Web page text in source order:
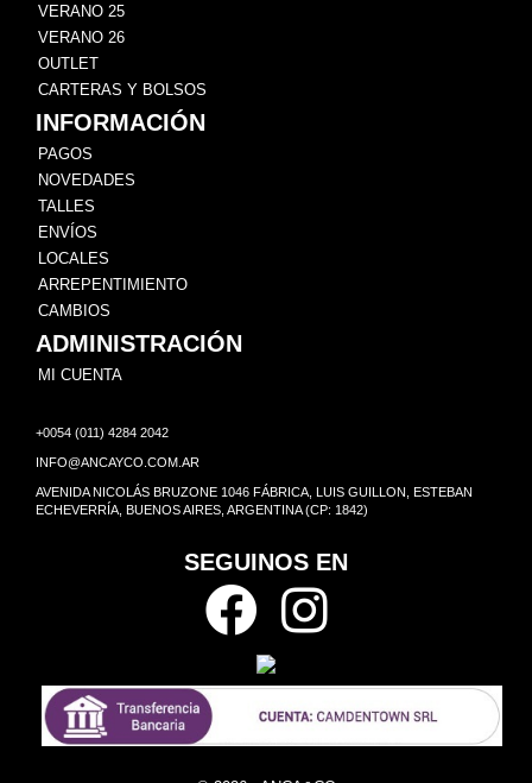
VERANO 25
VERANO 26
OUTLET
CARTERAS Y BOLSOS
INFORMACIÓN
PAGOS
NOVEDADES
TALLES
ENVÍOS
LOCALES
ARREPENTIMIENTO
CAMBIOS
ADMINISTRACIÓN
MI CUENTA
+0054 (011) 4284 2042
INFO@ANCAYCO.COM.AR
AVENIDA NICOLÁS BRUZONE 1046 FÁBRICA, LUIS GUILLON, ESTEBAN
ECHEVERRÍA, BUENOS AIRES, ARGENTINA (CP: 1842)
SEGUINOS EN